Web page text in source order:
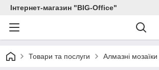
Інтернет-магазин "BIG-Office"
Товари та послуги Алмазні